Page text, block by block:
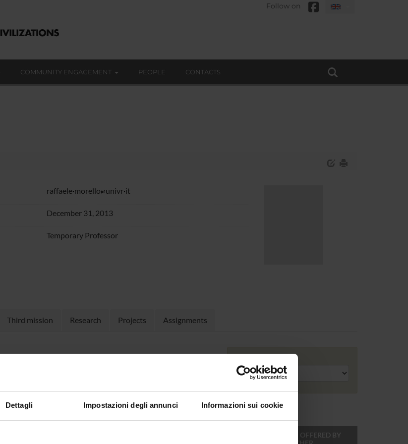
Dettagli Impostazioni degli annunci Informazioni sui cookie
Follow on
COMMUNITY ENGAGEMENT PEOPLE CONTACTS
raffaele morello univr it
December 31, 2013
Temporary Professor
Third mission Research Projects Assignments
Academic year
MODULES OFFERED BY